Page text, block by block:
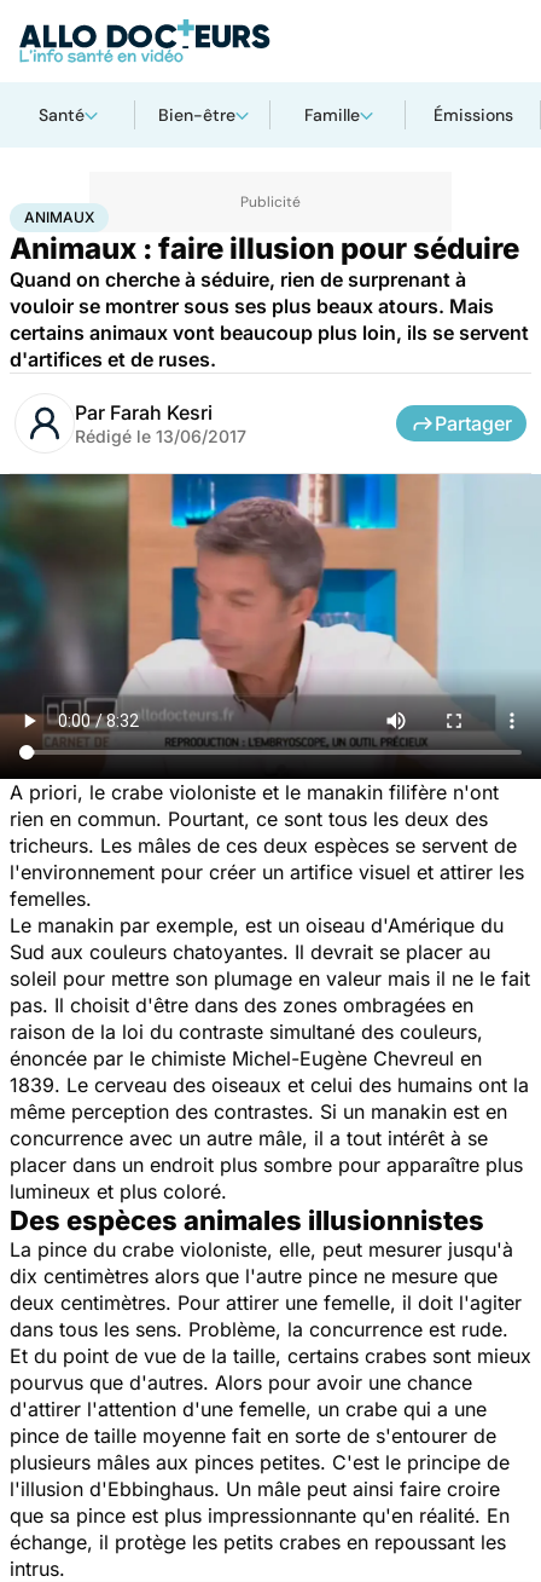
Santé Bien-être Famille Émissions
AccueilBien-être Animaux
ANIMAUX
Animaux : faire illusion pour séduire
Quand on cherche à séduire, rien de surprenant à
vouloir se montrer sous ses plus beaux atours. Mais
certains animaux vont beaucoup plus loin, ils se servent
d'artifices et de ruses.
Par Farah Kesri
Rédigé le 13/06/2017
Partager
A priori, le crabe violoniste et le manakin filifère n'ont
rien en commun. Pourtant, ce sont tous les deux des
tricheurs. Les mâles de ces deux espèces se servent de
l'environnement pour créer un artifice visuel et attirer les
femelles.
Le manakin par exemple, est un oiseau d'Amérique du
Sud aux couleurs chatoyantes. Il devrait se placer au
soleil pour mettre son plumage en valeur mais il ne le fait
pas. Il choisit d'être dans des zones ombragées en
raison de la loi du contraste simultané des couleurs,
énoncée par le chimiste Michel-Eugène Chevreul en
1839. Le cerveau des oiseaux et celui des humains ont la
même perception des contrastes. Si un manakin est en
concurrence avec un autre mâle, il a tout intérêt à se
placer dans un endroit plus sombre pour apparaître plus
lumineux et plus coloré.
Des espèces animales illusionnistes
La pince du crabe violoniste, elle, peut mesurer jusqu'à
dix centimètres alors que l'autre pince ne mesure que
deux centimètres. Pour attirer une femelle, il doit l'agiter
dans tous les sens. Problème, la concurrence est rude.
Et du point de vue de la taille, certains crabes sont mieux
pourvus que d'autres. Alors pour avoir une chance
d'attirer l'attention d'une femelle, un crabe qui a une
pince de taille moyenne fait en sorte de s'entourer de
plusieurs mâles aux pinces petites. C'est le principe de
l'illusion d'Ebbinghaus. Un mâle peut ainsi faire croire
que sa pince est plus impressionnante qu'en réalité. En
échange, il protège les petits crabes en repoussant les
intrus.